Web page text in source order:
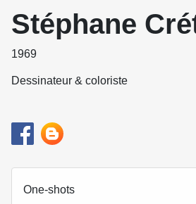
Stéphane
1969
Dessinateur & coloriste
One-shots